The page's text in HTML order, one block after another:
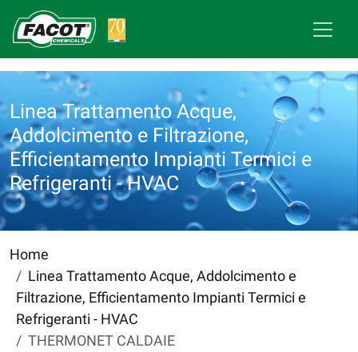
Linea Trattamento Acque,
Addolcimento e Filtrazione,
Efficientamento Impianti Termici e
Refrigeranti - HVAC
Home
Linea Trattamento Acque, Addolcimento e
Filtrazione, Efficientamento Impianti Termici e
Refrigeranti - HVAC
THERMONET CALDAIE